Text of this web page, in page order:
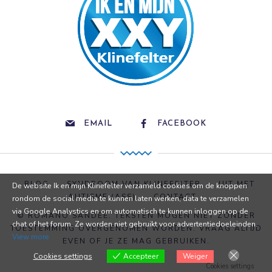
EMAIL FACEBOOK
BLOG SYNDROOM VAN KLINEFELTER
UIT MET
AUTISME (ASS)
CONTACT
© ROMANO SANDEE. TEKSTEN MOGEN NIET ZONDER
TOESTEMMING OVERGENOMEN WORDEN. VRAAG ALTIJD
EVEN OF JE ZE MAG GEBRUIKEN.
De website Ik en mijn Klinefelter verzameld cookies om de knoppen
rondom de social media te kunnen laten werken, data te verzamelen
via Google Analystics en om automatisch te kunnen inloggen op de
chat of het forum. Ze worden niet gebruikt voor advertentiedoeleinden.
View more
Cookies settings
Accepteer Weiger
Cookies settings